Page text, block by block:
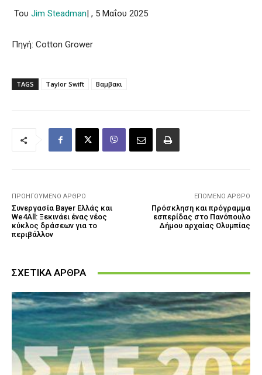
Του Jim Steadman | , 5 Μαΐου 2025
Πηγή: Cotton Grower
TAGS Taylor Swift Βαμβακι
ΠΡΟΗΓΟΎΜΕΝΟ ΆΡΘΡΟ
Συνεργασία Bayer Ελλάς και
We4All: Ξεκινάει ένας νέος
κύκλος δράσεων για το
περιβάλλον
ΕΠΌΜΕΝΟ ΆΡΘΡΟ
Πρόσκληση και πρόγραμμα
εσπερίδας στο Πανόπουλο
Δήμου αρχαίας Ολυμπίας
ΣΧΕΤΙΚΑ ΑΡΘΡΑ